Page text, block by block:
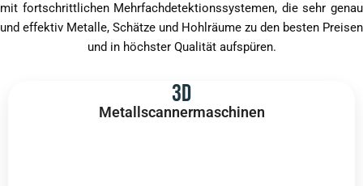
mit fortschrittlichen Mehrfachdetektionssystemen, die sehr genau
und effektiv Metalle, Schätze und Hohlräume zu den besten Preisen
und in höchster Qualität aufspüren.
3D
Metallscannermaschinen